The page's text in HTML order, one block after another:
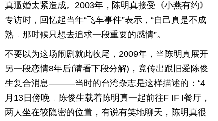
真逼婚太紧造成。2003年，陈明真接受《小燕有约》
专访时，回忆起当年“飞车事件”表示，“自己真是不成
熟，那时候只想去追求一段重要的感情”。
不要以为这场闹剧就此收尾，2009年，当陈明真展开
另一段恋情8年后(请看下段分解)，竟传出跟旧爱陈俊
生复合消息———当时的台湾杂志是这样描述的：“4
月13日傍晚，陈俊生载着陈明真一起前往F IF I餐厅，
两人坐在较隐密的位置，有说有笑地聊天，陈明真很